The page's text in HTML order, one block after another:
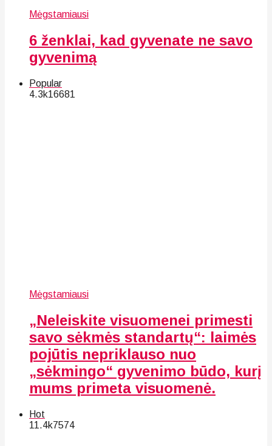
Mėgstamiausi
6 ženklai, kad gyvenate ne savo
gyvenimą
Popular
4.3k16681
Mėgstamiausi
„Neleiskite visuomenei primesti
savo sėkmės standartų“: laimės
pojūtis nepriklauso nuo
„sėkmingo“ gyvenimo būdo, kurį
mums primeta visuomenė.
Hot
11.4k7574